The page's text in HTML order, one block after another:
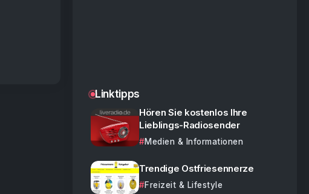
Linktipps
Hören Sie kostenlos Ihre
Lieblings-Radiosender
Medien & Informationen
Trendige Ostfriesennerze
Freizeit & Lifestyle